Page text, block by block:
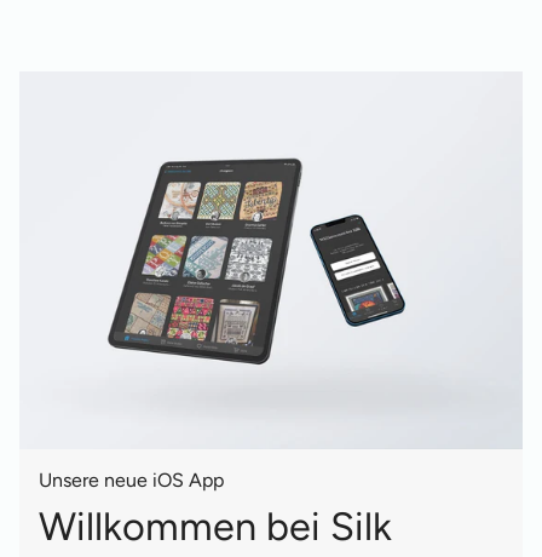
Unsere neue iOS App
Willkommen bei Silk